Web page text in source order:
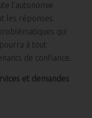
l’autonomie
les réponses
qui
à tout
de confiance.
et demandes